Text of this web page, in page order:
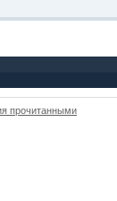
прочитанными